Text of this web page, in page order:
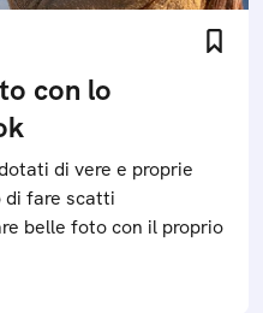
con lo
di vere e proprie
di fare scatti
belle foto con il proprio